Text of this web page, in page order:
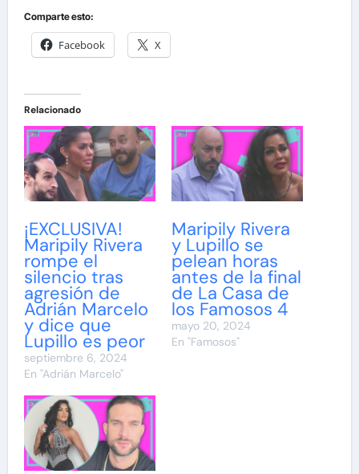
Comparte esto:
Facebook X
Relacionado
¡EXCLUSIVA!
Maripily Rivera
rompe el
silencio tras
agresión de
Adrián Marcelo
y dice que
Lupillo es peor
septiembre 6, 2024
En "Adrián Marcelo"
Maripily Rivera
y Lupillo se
pelean horas
antes de la final
de La Casa de
los Famosos 4
mayo 20, 2024
En "Famosos"